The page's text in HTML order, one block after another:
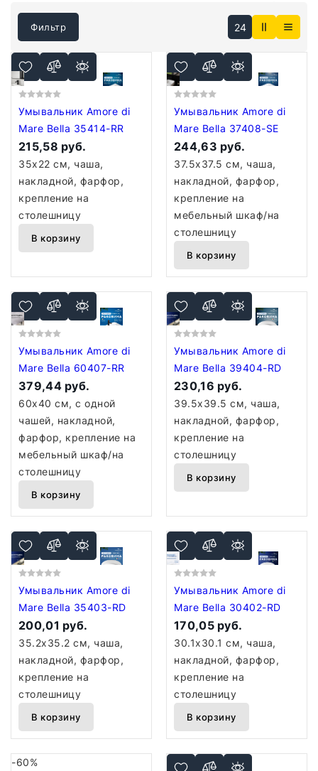
Фильтр 24
Умывальник Amore di
Mare Bella 35414-RR
215,58 руб.
35x22 см, чаша,
накладной, фарфор,
крепление на
столешницу
В корзину
Умывальник Amore di
Mare Bella 37408-SE
244,63 руб.
37.5x37.5 см, чаша,
накладной, фарфор,
крепление на
мебельный шкаф/на
столешницу
В корзину
Умывальник Amore di
Mare Bella 60407-RR
379,44 руб.
60x40 см, с одной
чашей, накладной,
фарфор, крепление на
мебельный шкаф/на
столешницу
В корзину
Умывальник Amore di
Mare Bella 39404-RD
230,16 руб.
39.5x39.5 см, чаша,
накладной, фарфор,
крепление на
столешницу
В корзину
Умывальник Amore di
Mare Bella 35403-RD
200,01 руб.
35.2x35.2 см, чаша,
накладной, фарфор,
крепление на
столешницу
В корзину
Умывальник Amore di
Mare Bella 30402-RD
170,05 руб.
30.1x30.1 см, чаша,
накладной, фарфор,
крепление на
столешницу
В корзину
-60%